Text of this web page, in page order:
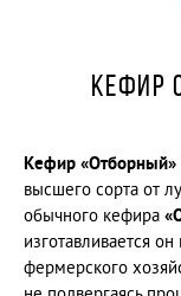
СМЕТАНА с
СЕМЕЙНЫЙ
МОЛОКО
"РОССИЙСКОЕ"
КЕФИР 2,5%
КЕФИР 2,5%
СЫВОРОТКА 0,1
КЕФИР
Кефир
высшего сорта от
обычного кефира
изготавливается
фермерского